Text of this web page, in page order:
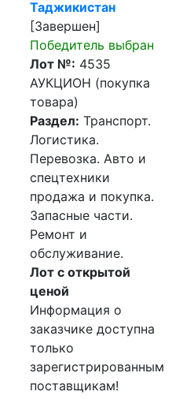
Таджикистан
[Завершен]
Победитель выбран
Лот №: 4535
АУКЦИОН (покупка
товара)
Раздел: Транспорт.
Логистика.
Перевозка. Авто и
спецтехники
продажа и покупка.
Запасные части.
Ремонт и
обслуживание.
Лот с открытой
ценой
Информация о
заказчике доступна
только
зарегистрированным
поставщикам!